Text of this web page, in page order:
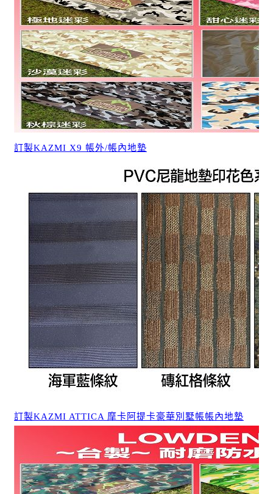
訂製KAZMI X9 帳外/帳內地墊
訂製KAZMI ATTICA 摩卡阿提卡豪華別墅帳帳內地墊